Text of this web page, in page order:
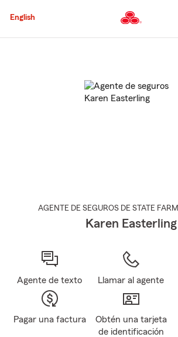
al
principal
English
AGENTE DE SEGUROS DE STATE FARM
Karen Easterling
Agente de texto Llamar al agente
Pagar una factura
Obtén una tarjeta
de identificación